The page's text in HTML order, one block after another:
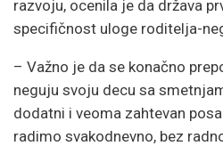
razvoju, ocenila je da država
specifičnost uloge roditelja-
– Važno je da se konačno
neguju svoju decu sa
dodatni i veoma zahtevan
radimo svakodnevno, bez